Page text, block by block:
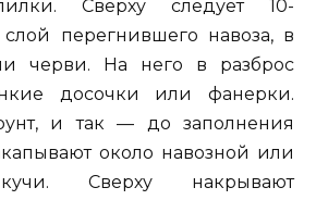
Сверху следует 10-
перегнившего навоза, в
черви. На него в разброс
досочки или фанерки.
и так — до заполнения
около навозной или
Сверху накрывают